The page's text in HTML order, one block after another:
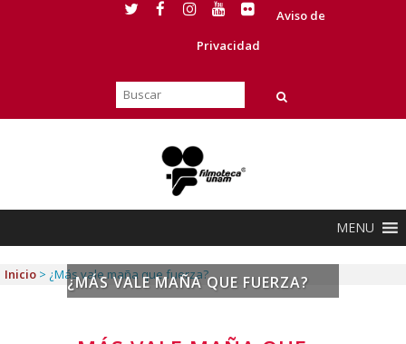
Aviso de
Privacidad
MENU
¿MÁS VALE MAÑA QUE FUERZA?
Inicio > ¿Más vale maña que fuerza?